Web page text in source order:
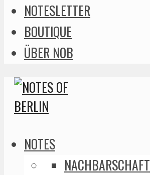
NOTESLETTER
BOUTIQUE
ÜBER NOB
NOTES
NACHBARSCHAFT